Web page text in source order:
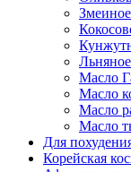
Масло
Масло
Масло
Масло
Для
Корейская